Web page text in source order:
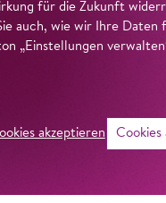
für die Zukunft
auch, wie wir Ihre
„Einstellungen
akzeptieren Cookies